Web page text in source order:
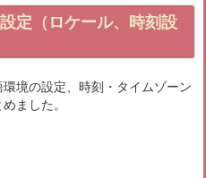
定（ロケール、時刻設
境の設定、時刻・タイムゾーン
ました。